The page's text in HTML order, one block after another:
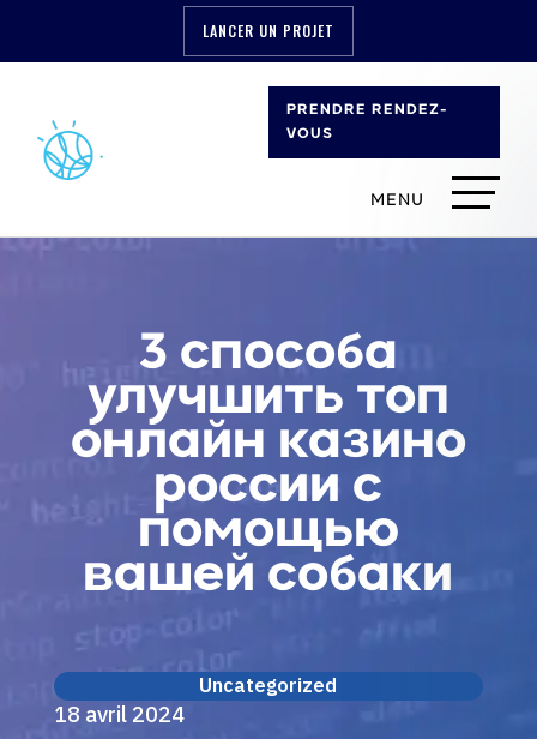
LANCER UN PROJET
PRENDRE RENDEZ-
VOUS
3 способа
улучшить топ
онлайн казино
россии с
помощью
вашей собаки
Uncategorized
18 avril 2024